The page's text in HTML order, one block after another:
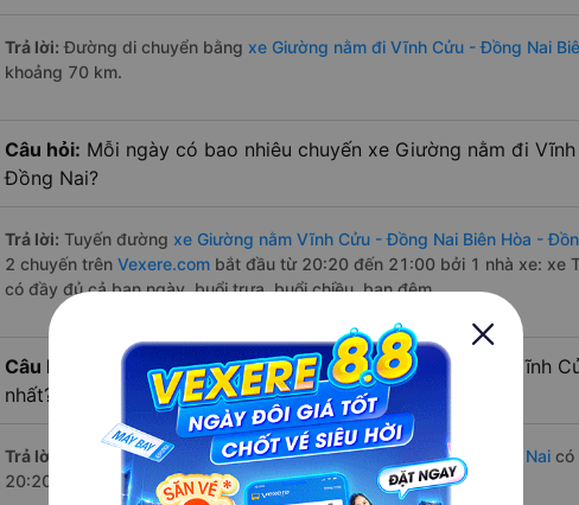
Trả lời: Đường di chuyển bằng xe Giường nằm đi Vĩnh Cửu - Đồng Nai
khoảng 70 km.
Câu hỏi: Mỗi ngày có bao nhiêu chuyến xe Giường nằm đi
Đồng Nai?
Trả lời: Tuyến đường xe Giường nằm Vĩnh Cửu - Đồng Nai Biên Hòa -
2 chuyến trên Vexere.com bắt đầu từ 20:20 đến 21:00 bởi 1 nhà xe: xe
có đầy đủ cả ban ngày, buổi trưa, buổi chiều, ban đêm
Câu hỏi:
Nhà xe Giường nằm đi Biên Hòa - Đồng Nai từ Vĩnh
nhất?
Trả lời: ChuyếnGiường nằm Vĩnh Cửu - Đồng Nai Biên Hòa - Đồng Nai có
20:20 là của nhà xe Tuấn Hiệp.